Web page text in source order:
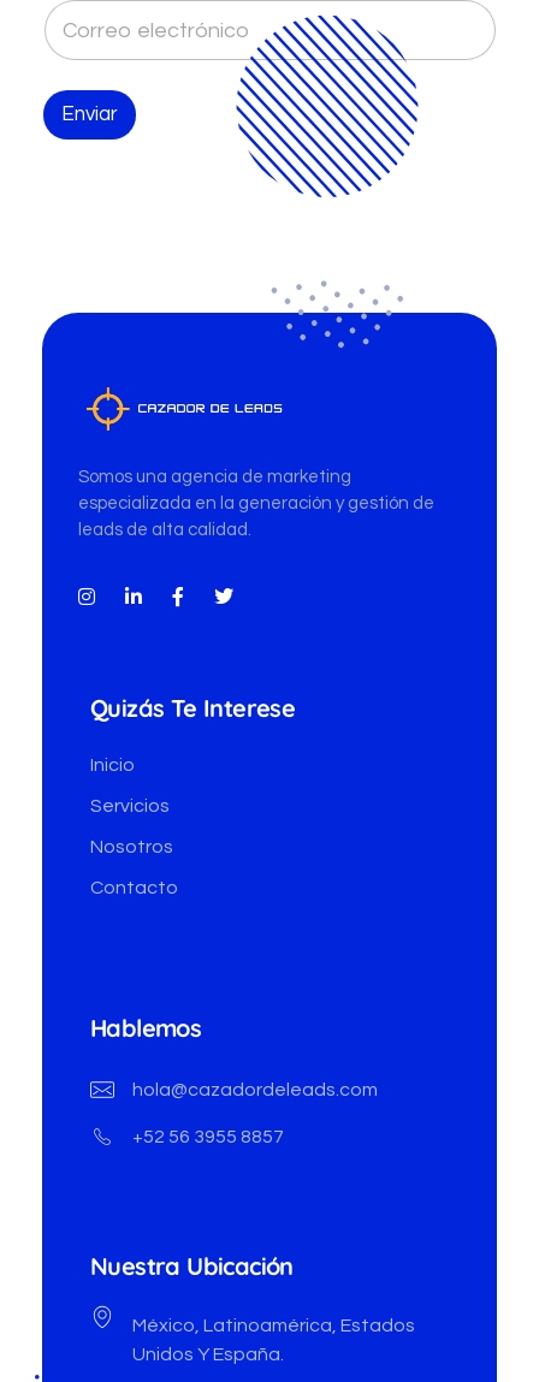
C
o
e
o
i
Enviar
Somos una agencia de marketing
especializada en la generación y gestión de
leads de alta calidad.
Quizás Te Interese
Inicio
Servicios
Nosotros
Contacto
Hablemos
hola@cazadordeleads.com
+52 56 3955 8857
Nuestra Ubicación
México, Latinoamérica, Estados
Unidos Y España.